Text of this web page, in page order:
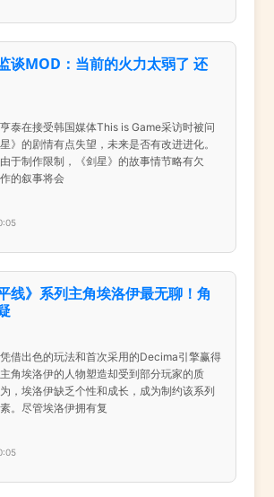
谈MOD：当前的火力太弱了 还
亨泰在接受韩国媒体This is Game采访时被问
》的剧情有点失望，未来是否有改进进化。
于制作限制，《剑星》的故事情节略有欠
的叙事将会
线》系列主角埃洛伊最无聊！角
凭借出色的玩法和首次采用的Decima引擎赢得
角埃洛伊的人物塑造却受到部分玩家的质
，埃洛伊缺乏个性和成长，成为制约该系列
。尽管埃洛伊拥有复